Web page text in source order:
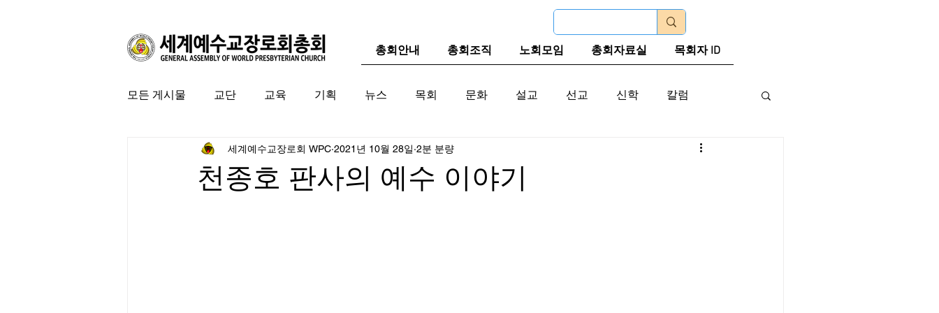
총회안내 총회조직 노회모임 총회자료실 목회자 ID
모든 게시물 교단 교육 기획 뉴스 목회 문화 설교 선교 신학 칼럼
특집 미국 교계 한국 교계 교단역사
천종호 판사의 예수 이야기
세계예수교장로회 WPC 2021년 10월 28일 2분 분량